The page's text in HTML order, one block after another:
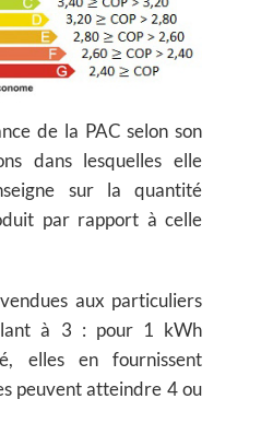
de la PAC selon son
dans lesquelles elle
sur la quantité
par rapport à celle
aux particuliers
à 3 : pour 1 kWh
elles en fournissent
peuvent atteindre 4 ou